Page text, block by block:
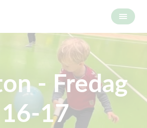
- Fredag
16-17